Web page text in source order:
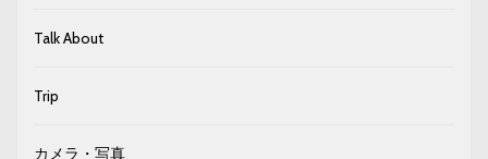
Talk About
Trip
カメラ・写真